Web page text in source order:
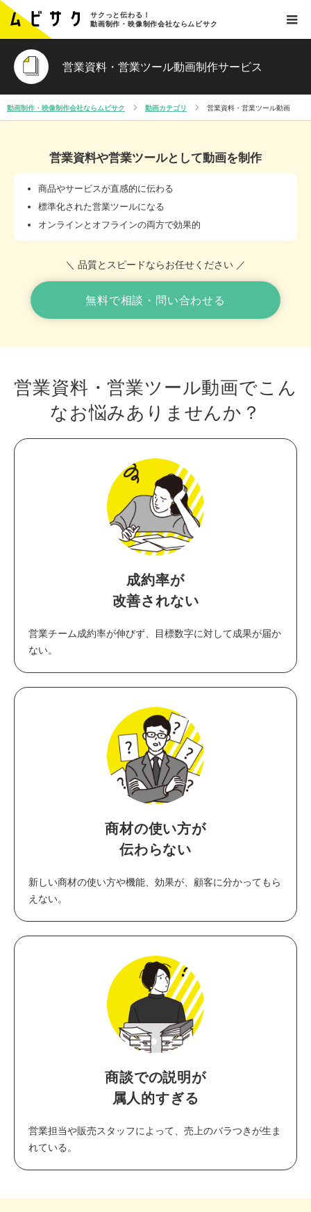
サクっと伝わる！
動画制作・映像制作会社ならムビサク
営業資料・営業ツール動画制作サービス
動画制作・映像制作会社ならムビサク 動画カテゴリ 営業資料・営業ツール動画
営業資料や営業ツールとして動画を制作
商品やサービスが直感的に伝わる
標準化された営業ツールになる
オンラインとオフラインの両方で効果的
＼ 品質とスピードならお任せください ／
無料で相談・問い合わせる
営業資料・営業ツール動画でこん
なお悩みありませんか？
成約率が
改善されない
営業チーム成約率が伸びず、目標数字に対して成果が届か
ない。
商材の使い方が
伝わらない
新しい商材の使い方や機能、効果が、顧客に分かってもら
えない。
商談での説明が
属人的すぎる
営業担当や販売スタッフによって、売上のバラつきが生ま
れている。